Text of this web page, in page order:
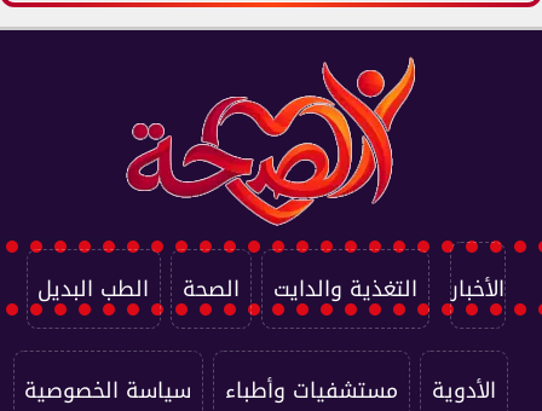
الأخبار التغذية والدايت الصحة الطب البديل
الأدوية مستشفيات وأطباء سياسة الخصوصية